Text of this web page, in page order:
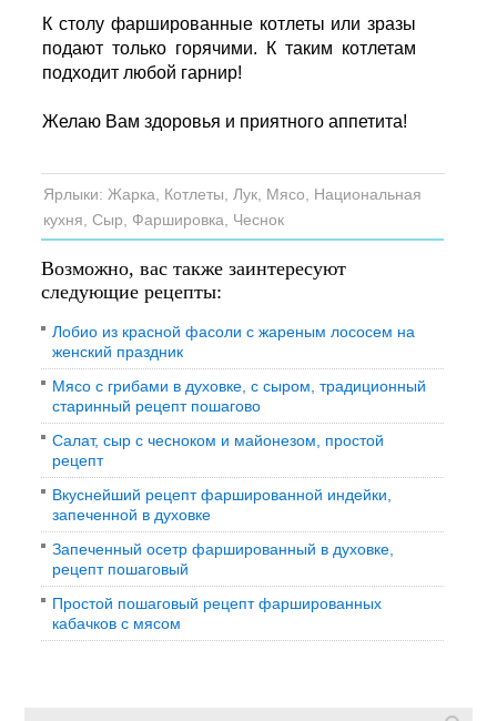
К столу фаршированные котлеты или зразы
подают только горячими. К таким котлетам
подходит любой гарнир!
Желаю Вам здоровья и приятного аппетита!
Ярлыки: Жарка Котлеты Лук Мясо
Национальная
кухня ,Сыр Фаршировка Чеснок
Возможно, вас также заинтересуют
следующие рецепты:
Лобио из красной фасоли с жареным лососем на
женский праздник
Мясо с грибами в духовке, с сыром, традиционный
старинный рецепт пошагово
Салат, сыр с чесноком и майонезом, простой
рецепт
Вкуснейший рецепт фаршированной индейки,
запеченной в духовке
Запеченный осетр фаршированный в духовке,
рецепт пошаговый
Простой пошаговый рецепт фаршированных
кабачков с мясом